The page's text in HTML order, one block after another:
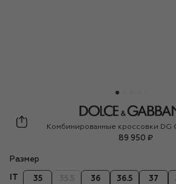
Dolce & Gabbana
Комбинированные кроссовки DG
89 950 ₽
Размер
35 36 36.5 37